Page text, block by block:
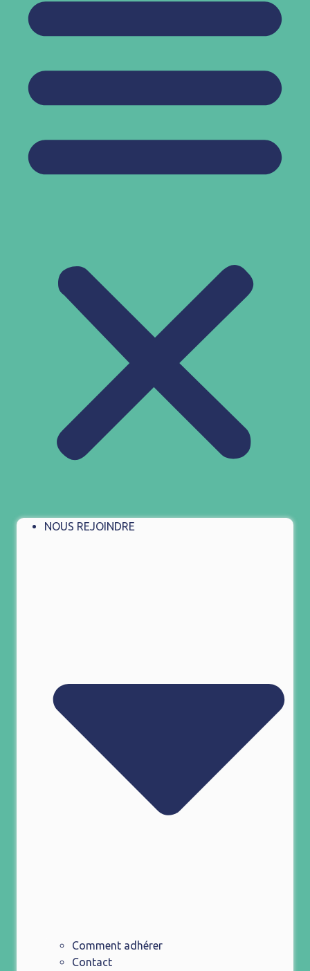
NOUS REJOINDRE
Comment adhérer
Contact